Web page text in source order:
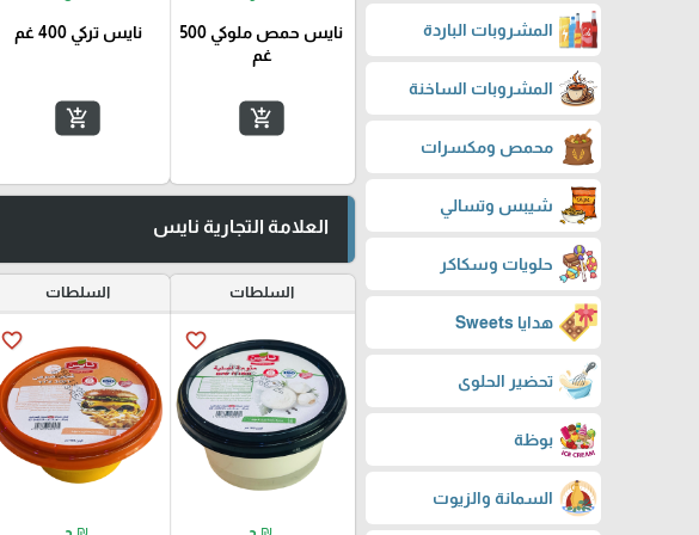
المشروبات الباردة
المشروبات الساخنة
محمص ومكسرات
شيبس وتسالي
حلويات وسكاكر
هدايا Sweets
تحضير الحلوى
بوظة
السمانة والزيوت
نايس حمص ملوكي 500
غم
add_shopping_cart
نايس تركي 400 غم
add_shopping_cart
العلامة التجارية نايس
السلطات
favorite_border
₪
السلطات
favorite_border
₪